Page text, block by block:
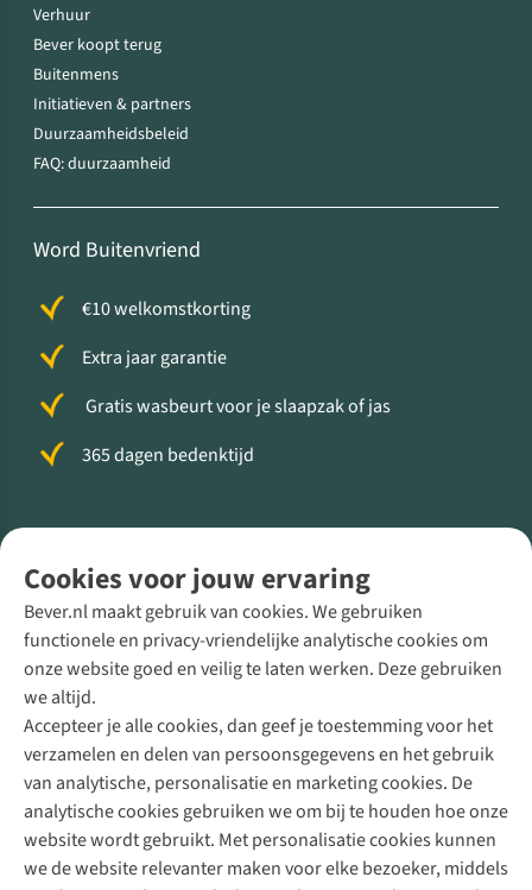
Cookies voor jouw ervaring
Bever.nl maakt gebruik van cookies. We gebruiken
functionele en privacy-vriendelijke analytische cookies om
onze website goed en veilig te laten werken. Deze gebruiken
we altijd.
Accepteer je alle cookies, dan geef je toestemming voor het
verzamelen en delen van persoonsgegevens en het gebruik
van analytische, personalisatie en marketing cookies. De
analytische cookies gebruiken we om bij te houden hoe onze
website wordt gebruikt. Met personalisatie cookies kunnen
we de website relevanter maken voor elke bezoeker, middels
Verhuur
Bever koopt terug
Buitenmens
Initiatieven & partners
Duurzaamheidsbeleid
FAQ: duurzaamheid
Word Buitenvriend
€10 welkomstkorting
Extra jaar garantie
Gratis wasbeurt voor je slaapzak of jas
365 dagen bedenktijd
Direct advies van een Buitenexpert
+31 (0)85 888 50 88
+31 6 12 28 49 80
Contactformulier